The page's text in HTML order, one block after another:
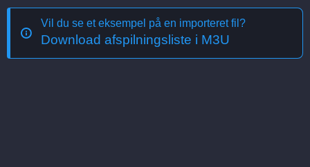
Vil du se et eksempel på en importeret fil?
Download afspilningsliste i M3U